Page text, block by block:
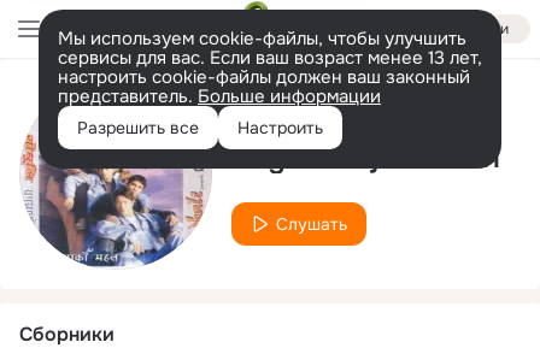
Войти
Мы используем cookie-файлы, чтобы улучшить
сервисы для вас. Если ваш возраст менее 13 лет,
настроить cookie-файлы должен ваш законный
представитель. Больше информации
Разрешить все Настроить
Исполнитель
Sugam Rajbhandari
Слушать
Сборники